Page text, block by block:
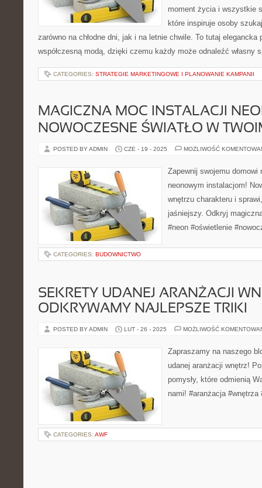
moment życia i wszystkie
które inspiruje osoby
zarówno na chłodne dni, jak i na letnie chwile. To tutaj elegancka
współczesną modą, dzięki czemu każdy może odnaleźć własny
CATEGORIES: STRATEGIE MARKETINGOWE I PLANOWANIE KAMPANII
MAGICZNA MOC INSTALACJI
NOWOCZESNE ŚWIATŁO W
POSTED BY ADMIN CZE - 19 - 2025 MOŻLIWOŚĆ
Zapewnij swojemu
neonowym instalacjom!
wnętrzu charakteru i
jaśniejszy. Odkryj
#neon #oświetlenie
CATEGORIES: BUDOWNICTWO
SEKRETY UDANEJ ARANŻACJI
ODKRYWAMY NAJLEPSZE TRIKI
POSTED BY ADMIN LUT - 26 - 2025 MOŻLIWOŚĆ
Zapraszamy na naszego
udanej aranżacji wnętrz!
pomysły, które odmienią
nami! #aranżacja
CATEGORIES: AWF